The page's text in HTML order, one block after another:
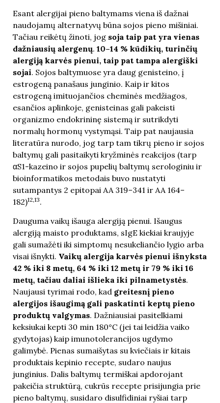
Esant alergijai pieno baltymams viena iš dažnai
naudojamų alternatyvų būna sojos pieno mišiniai.
Tačiau reikėtų žinoti, jog soja taip pat yra vienas
dažniausių alergenų. 10–14 % kūdikių, turinčių
alergiją karvės pienui, taip pat tampa alergiški
sojai. Sojos baltymuose yra daug genisteino, į
estrogeną panašaus junginio. Kaip ir kitos
estrogeną imituojančios cheminės medžiagos,
esančios aplinkoje, genisteinas gali pakeisti
organizmo endokrininę sistemą ir sutrikdyti
normalų hormonų vystymąsi. Taip pat naujausia
literatūra nurodo, jog tarp tam tikrų pieno ir sojos
baltymų gali pasitaikyti kryžminės reakcijos (tarp
αS1-kazeino ir sojos pupelių baltymų serologiniu ir
bioinformatikos metodais buvo nustatyti
sutampantys 2 epitopai AA 319–341 ir AA 164–
182)12,13.
Dauguma vaikų išauga alergiją pienui. Išaugus
alergiją maisto produktams, sIgE kiekiai kraujyje
gali sumažėti iki simptomų nesukeliančio lygio arba
visai išnykti. Vaikų alergija karvės pienui išnyksta
42 % iki 8 metų, 64 % iki 12 metų ir 79 % iki 16
metų, tačiau daliai išlieka iki pilnametystės.
Naujausi tyrimai rodo, kad greitesnį pieno
alergijos išaugimą gali paskatinti keptų pieno
produktų valgymas. Dažniausiai pasitelkiami
keksiukai kepti 30 min 180°C (jei tai leidžia vaiko
gydytojas) kaip imunotolerancijos ugdymo
galimybė. Pienas sumaišytas su kviečiais ir kitais
produktais kepinio recepte, sudaro naujus
junginius. Dalis baltymų termiškai apdorojant
pakeičia struktūrą, cukrūs recepte prisijungia prie
pieno baltymų, susidaro disulfidiniai ryšiai tarp